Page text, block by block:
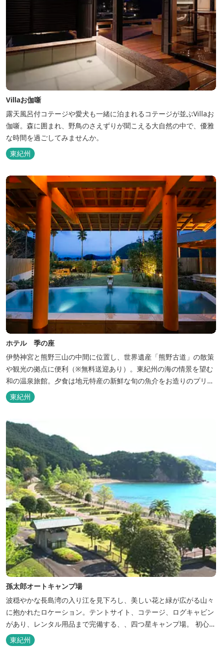
Villaお伽噺
露天風呂付コテージや愛犬も一緒に泊まれるコテージが並ぶVillaお
伽噺。森に囲まれ、野鳥のさえずりが聞こえる大自然の中で、優雅
な時間を過ごしてみませんか。
東紀州
ホテル 季の座
伊勢神宮と熊野三山の中間に位置し、世界遺産「熊野古道」の散策
や観光の拠点に便利（※無料送迎あり）。東紀州の海の情景を望む
和の温泉旅館。夕食は地元特産の新鮮な旬の魚介をお造りのプリフ
ィックが人気の会席料理で。お好みの干物を炭火焼で楽しむ朝食バ
イキングが好評です。お仲間同士、そしてご家族で、さまざまな寛
た温泉大浴場棟には男女別に内湯...
東紀州
孫太郎オートキャンプ場
波穏やかな長島湾の入り江を見下ろし、美しい花と緑が広がる山々
に抱かれたロケーション。テントサイト、コテージ、ログキャビン
があり、レンタル用品まで完備する、、四つ星キャンプ場。 初心者
の方にも安心の施設と管理体制を整えています。目の前に広がる海
で、釣り、磯遊び、シーカヤックなど、様々な遊びが楽しめます。
東紀州